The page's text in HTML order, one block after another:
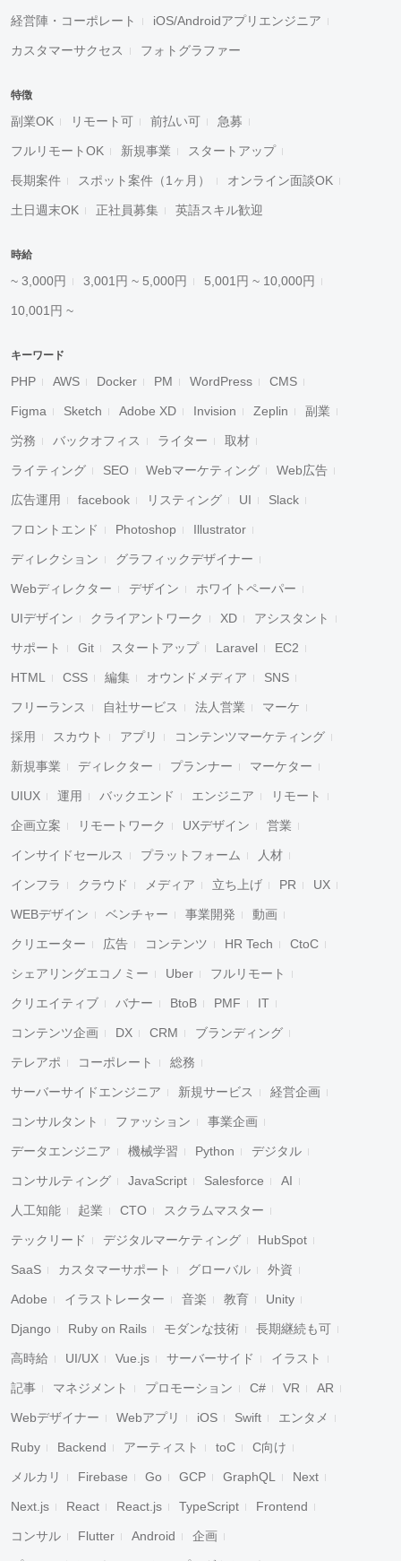
経営陣・コーポレート iOS/Androidアプリエンジニア
カスタマーサクセス フォトグラファー
特徴
副業OK リモート可 前払い可 急募
フルリモートOK 新規事業 スタートアップ
長期案件 スポット案件（1ヶ月） オンライン面談OK
土日週末OK 正社員募集 英語スキル歓迎
時給
~ 3,000円 3,001円 ~ 5,000円 5,001円 ~ 10,000円
10,001円 ~
キーワード
PHP AWS Docker PM WordPress CMS
Figma Sketch Adobe XD Invision Zeplin 副業
労務 バックオフィス ライター 取材
ライティング SEO Webマーケティング Web広告
広告運用 facebook リスティング UI Slack
フロントエンド Photoshop Illustrator
ディレクション グラフィックデザイナー
Webディレクター デザイン ホワイトペーパー
UIデザイン クライアントワーク XD アシスタント
サポート Git スタートアップ Laravel EC2
HTML CSS 編集 オウンドメディア SNS
フリーランス 自社サービス 法人営業 マーケ
採用 スカウト アプリ コンテンツマーケティング
新規事業 ディレクター プランナー マーケター
UIUX 運用 バックエンド エンジニア リモート
企画立案 リモートワーク UXデザイン 営業
インサイドセールス プラットフォーム 人材
インフラ クラウド メディア 立ち上げ PR UX
WEBデザイン ベンチャー 事業開発 動画
クリエーター 広告 コンテンツ HR Tech CtoC
シェアリングエコノミー Uber フルリモート
クリエイティブ バナー BtoB PMF IT
コンテンツ企画 DX CRM ブランディング
テレアポ コーポレート 総務
サーバーサイドエンジニア 新規サービス 経営企画
コンサルタント ファッション 事業企画
データエンジニア 機械学習 Python デジタル
コンサルティング JavaScript Salesforce AI
人工知能 起業 CTO スクラムマスター
テックリード デジタルマーケティング HubSpot
SaaS カスタマーサポート グローバル 外資
Adobe イラストレーター 音楽 教育 Unity
Django Ruby on Rails モダンな技術 長期継続も可
高時給 UI/UX Vue.js サーバーサイド イラスト
記事 マネジメント プロモーション C# VR AR
Webデザイナー Webアプリ iOS Swift エンタメ
Ruby Backend アーティスト toC C向け
メルカリ Firebase Go GCP GraphQL Next
Next.js React React.js TypeScript Frontend
コンサル Flutter Android 企画